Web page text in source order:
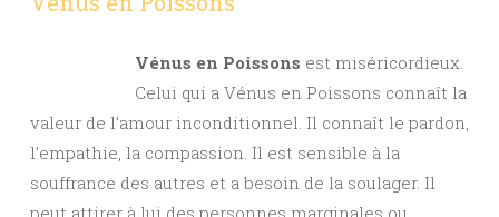
Vénus en Poissons est miséricordieux.
Celui qui a Vénus en Poissons connaît la
valeur de l’amour inconditionnel. Il connaît le pardon,
l’empathie, la compassion. Il est sensible à la
souffrance des autres et a besoin de la soulager. Il
peut attirer à lui des personnes marginales ou